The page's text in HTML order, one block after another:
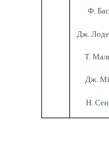
Ф.
Дж.
Т.
Дж.
Н.